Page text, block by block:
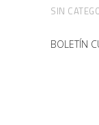
SIN
BOLETÍN